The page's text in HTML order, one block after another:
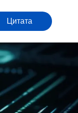
Цитата